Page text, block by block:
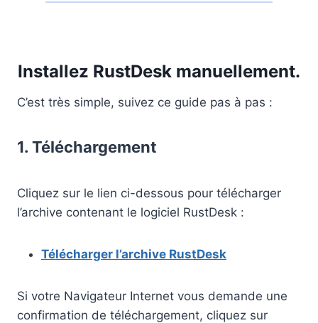
Installez RustDesk manuellement.
C’est très simple, suivez ce guide pas à pas :
1. Téléchargement
Cliquez sur le lien ci-dessous pour télécharger
l’archive contenant le logiciel RustDesk :
Télécharger l’archive RustDesk
Si votre Navigateur Internet vous demande une
confirmation de téléchargement, cliquez sur